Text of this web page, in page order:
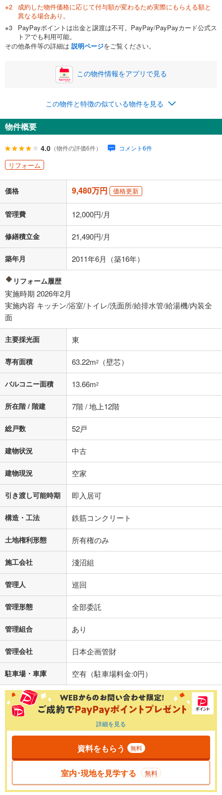
0万円 9,480万円
自己資金から住宅購入にかけられる金額を入力してくださ
い。一般的には物件価格の2割までが目安です。
閉じる
ボーナス
万円
0円
ナス時の増額分（1回分）を入力してください。
ボーナス払いの限度額は金融機関によって異なります。
閉じる
月々の返済額
ローン返済額 246,086円（頭金比率 0 %）
「金利」については、ご利用を予定されている金融機関等にご確認の
上、ご自身での入力をお願いいたします。初期設定で自動入力されてい
る値は、実際の金融機関等における貸出金利とは何ら関係がなく、実際
済方法「元利均等返済」にて算出しております。入力された金利を35年
適用した場合の計算結果を表示しています。
その他月額費用や、初期費用がかかります。ご注意ください。実際にお
借り入れの際は各金融機関等に、必ずご自身でご確認をお願いいたしま
す。
条件によってお借り入れができないことがあります。
不動産会社に購入相談をする
成約した物件価格に応じて付与額が変わるため実際にもらえる額と
異なる場合あり。
PayPayポイントは出金と譲渡は不可。PayPay/PayPayカード公式ス
トアでも利用可能。
その他条件等の詳細は 説明ページをご覧ください。
この物件情報をアプリで見る
この物件と特徴の似ている物件を見る
物件概要
4.0 （物件の評価6件） コメント6件
リフォーム
価格 9,480万円 価格更新
管理費 12,000円/月
修繕積立金 21,490円/月
築年月 2011年6月（築16年）
リフォーム履歴
実施時期 2026年2月
実施内容 キッチン/浴室/トイレ/洗面所/給排水管/給湯機/内装全
面
主要採光面 東
専有面積 63.22m2 （壁芯）
バルコニー面積 13.66m2
所在階 / 階建 7階 / 地上12階
総戸数 52戸
建物状況 中古
建物現況 空家
引き渡し可能時期 即入居可
構造・工法 鉄筋コンクリート
土地権利形態 所有権のみ
施工会社 淺沼組
管理人 巡回
管理形態 全部委託
管理組合 あり
管理会社 日本企画管財
駐車場・車庫 空有（駐車場料金:0円）
詳細を見る
資料をもらう 無料
室内･現地を見学する 無料